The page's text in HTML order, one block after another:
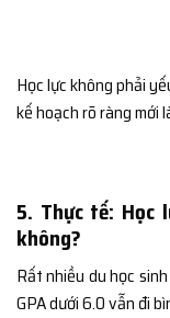
Học lực không phải
kế hoạch rõ ràng mới
5. Thực tế: Học
không?
Rất nhiều du học
GPA dưới 6.0 vẫn đi